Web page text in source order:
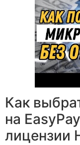
Как
на
лицензии